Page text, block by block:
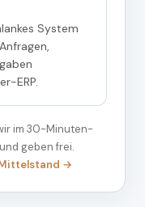
System
ERP.
im 30-Minuten-
geben frei.
→